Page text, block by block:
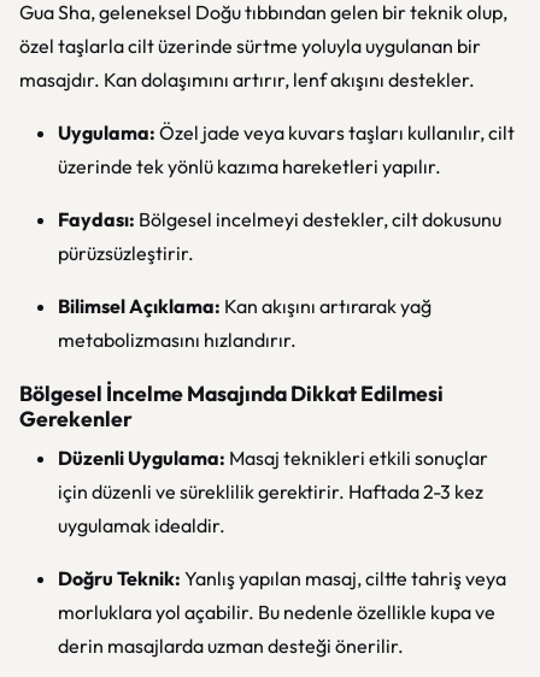
Gua Sha, geleneksel Doğu tıbbından gelen bir teknik olup,
özel taşlarla cilt üzerinde sürtme yoluyla uygulanan bir
masajdır. Kan dolaşımını artırır, lenf akışını destekler.
Uygulama: Özel jade veya kuvars taşları kullanılır, cilt
üzerinde tek yönlü kazıma hareketleri yapılır.
Faydası: Bölgesel incelmeyi destekler, cilt dokusunu
pürüzsüzleştirir.
Bilimsel Açıklama: Kan akışını artırarak yağ
metabolizmasını hızlandırır.
Bölgesel İncelme Masajında Dikkat Edilmesi
Gerekenler
Düzenli Uygulama: Masaj teknikleri etkili sonuçlar
için düzenli ve süreklilik gerektirir. Haftada 2-3 kez
uygulamak idealdir.
Doğru Teknik: Yanlış yapılan masaj, ciltte tahriş veya
morluklara yol açabilir. Bu nedenle özellikle kupa ve
derin masajlarda uzman desteği önerilir.